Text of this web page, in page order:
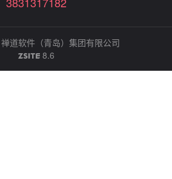
禅道软件（青岛）集团有限公司
8.6